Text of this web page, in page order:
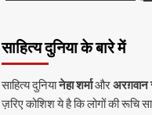
साहित्य दुनिया के बारे में
साहित्य दुनियानेहा शर्माऔरअरग़वान
ज़रिए कोशिश ये है कि लोगों की रूचि